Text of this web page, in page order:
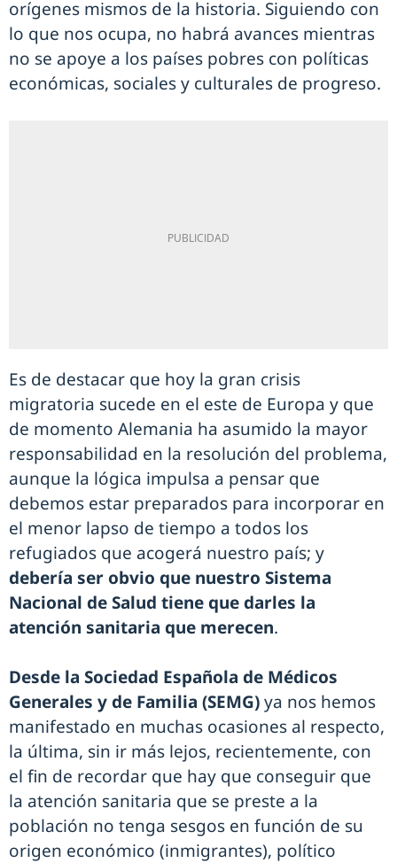
orígenes mismos de la historia. Siguiendo con
lo que nos ocupa, no habrá avances mientras
no se apoye a los países pobres con políticas
económicas, sociales y culturales de progreso.
Es de destacar que hoy la gran crisis
migratoria sucede en el este de Europa y que
de momento Alemania ha asumido la mayor
responsabilidad en la resolución del problema,
aunque la lógica impulsa a pensar que
debemos estar preparados para incorporar en
el menor lapso de tiempo a todos los
refugiados que acogerá nuestro país; y
debería ser obvio que nuestro Sistema
Nacional de Salud tiene que darles la
atención sanitaria que merecen.
Desde la Sociedad Española de Médicos
Generales y de Familia (SEMG)ya nos hemos
manifestado en muchas ocasiones al respecto,
la última, sin ir más lejos, recientemente, con
el fin de recordar que hay que conseguir que
la atención sanitaria que se preste a la
población no tenga sesgos en función de su
origen económico (inmigrantes), político